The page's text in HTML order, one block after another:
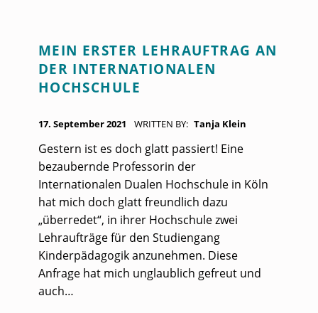
MEIN ERSTER LEHRAUFTRAG AN
DER INTERNATIONALEN
HOCHSCHULE
17. September 2021 WRITTEN BY: Tanja Klein
Gestern ist es doch glatt passiert! Eine
bezaubernde Professorin der
Internationalen Dualen Hochschule in Köln
hat mich doch glatt freundlich dazu
„überredet“, in ihrer Hochschule zwei
Lehraufträge für den Studiengang
Kinderpädagogik anzunehmen. Diese
Anfrage hat mich unglaublich gefreut und
auch…